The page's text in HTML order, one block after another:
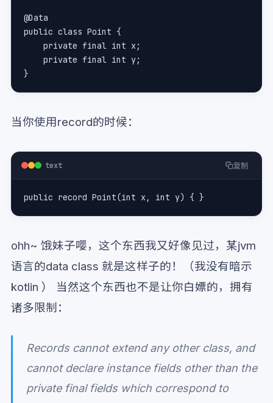
@Data
public class Point {
    private final int x;
    private final int y;
}
当你使用record的时候：
text 复制
public record Point(int x, int y) { }
ohh~ 饿妹子嘤，这个东西我又好像见过，某jvm
语言的data class 就是这样子的！（我没有暗示
kotlin ） 当然这个东西也不是让你白嫖的，拥有
诸多限制：
Records cannot extend any other class, and
cannot declare instance fields other than the
private final fields which correspond to